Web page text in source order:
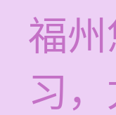
福
习